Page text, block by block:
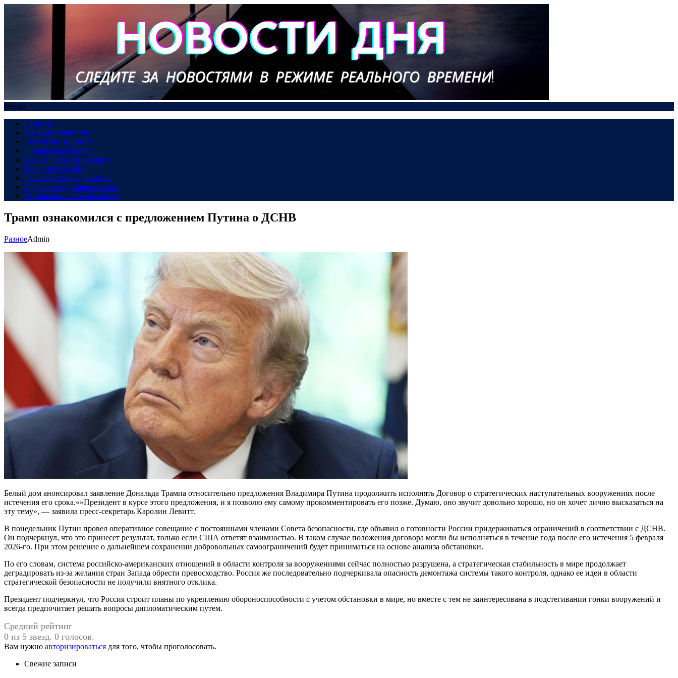
Меню
Главная
В сердце общества
Созидание и рынок
Финансовый компас
В пути: все о транспорте
Техно-революция
Рынок жилья в динамике
Здоровье под микроскопом
Инновации и возможности
Трамп ознакомился с предложением Путина о ДСНВ
РазноеAdmin
Белый дом анонсировал заявление Дональда Трампа относительно предложения Владимира Путина продолжить исполнять Договор о стратегических наступательных вооружениях после
истечения его срока.«»Президент в курсе этого предложения, и я позволю ему самому прокомментировать его позже. Думаю, оно звучит довольно хорошо, но он хочет лично высказаться на
эту тему», — заявила пресс-секретарь Каролин Левитт.
В понедельник Путин провел оперативное совещание с постоянными членами Совета безопасности, где объявил о готовности России придерживаться ограничений в соответствии с ДСНВ.
Он подчеркнул, что это принесет результат, только если США ответят взаимностью. В таком случае положения договора могли бы исполняться в течение года после его истечения 5 февраля
2026-го. При этом решение о дальнейшем сохранении добровольных самоограничений будет приниматься на основе анализа обстановки.
По его словам, система российско-американских отношений в области контроля за вооружениями сейчас полностью разрушена, а стратегическая стабильность в мире продолжает
деградировать из-за желания стран Запада обрести превосходство. Россия же последовательно подчеркивала опасность демонтажа системы такого контроля, однако ее идеи в области
стратегической безопасности не получили внятного отклика.
Президент подчеркнул, что Россия строит планы по укреплению обороноспособности с учетом обстановки в мире, но вместе с тем не заинтересована в подстегивании гонки вооружений и
всегда предпочитает решать вопросы дипломатическим путем.
Средний рейтинг
0 из 5 звезд. 0 голосов.
Вам нужно авторизироваться для того, чтобы проголосовать.
Свежие записи